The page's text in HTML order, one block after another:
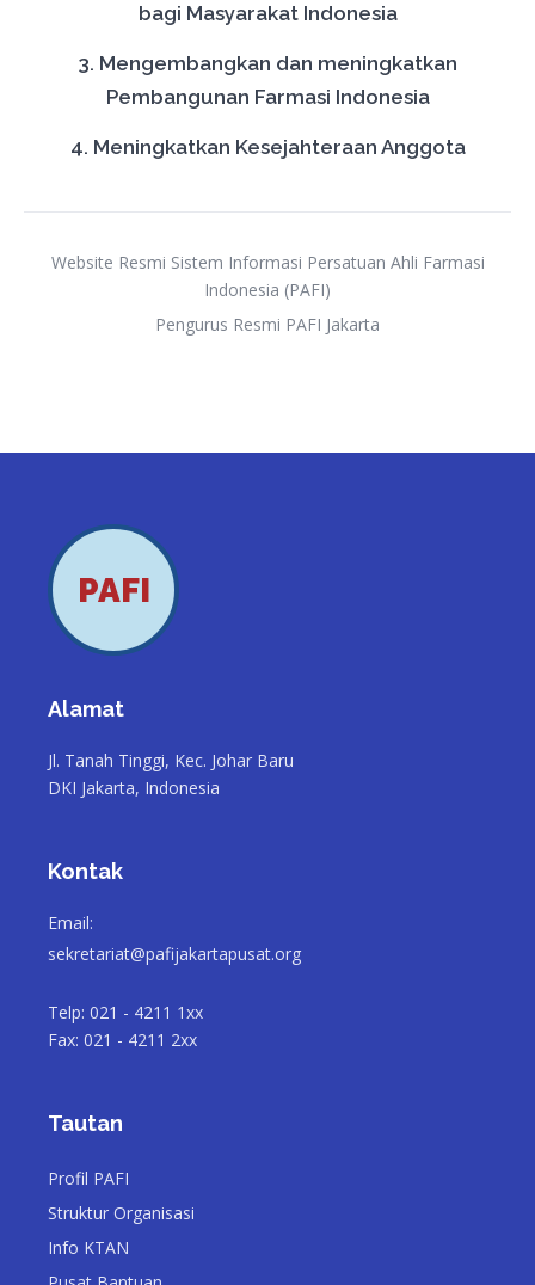
bagi Masyarakat Indonesia
3. Mengembangkan dan meningkatkan
Pembangunan Farmasi Indonesia
4. Meningkatkan Kesejahteraan Anggota
Website Resmi Sistem Informasi Persatuan Ahli Farmasi
Indonesia (PAFI)
Pengurus Resmi PAFI Jakarta
PAFI
Alamat
Jl. Tanah Tinggi, Kec. Johar Baru
DKI Jakarta, Indonesia
Kontak
Email:
sekretariat@pafijakartapusat.org
Telp: 021 - 4211 1xx
Fax: 021 - 4211 2xx
Tautan
Profil PAFI
Struktur Organisasi
Info KTAN